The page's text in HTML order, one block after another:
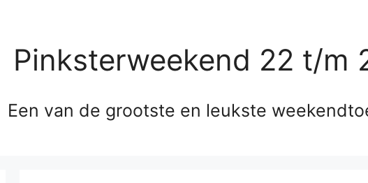
Pinksterweekend 22 t/m
Een van de grootste en leukste